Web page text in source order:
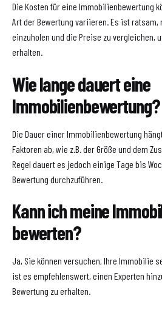
Die Kosten für eine Immobilienbewertung
Art der Bewertung variieren. Es ist ratsam,
einzuholen und die Preise zu vergleichen,
erhalten.
Wie lange dauert eine
Immobilienbewertung?
Die Dauer einer Immobilienbewertung
Faktoren ab, wie z.B. der Größe und dem
Regel dauert es jedoch einige Tage bis
Bewertung durchzuführen.
Kann ich meine
bewerten?
Ja, Sie können versuchen, Ihre Immobilie
ist es empfehlenswert, einen Experten
Bewertung zu erhalten.